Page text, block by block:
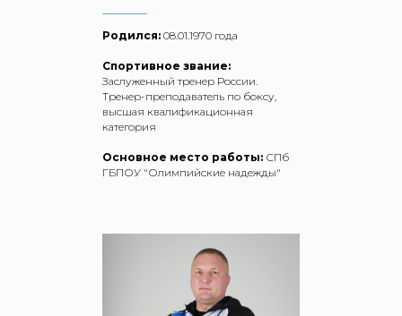
Родился: 08.01.1970 года
Спортивное звание:
Заслуженный тренер России.
Тренер-преподаватель по боксу,
высшая квалификационная
категория
Основное место работы: СПб
ГБПОУ "Олимпийские надежды"